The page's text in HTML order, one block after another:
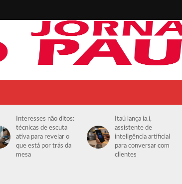
Interesses não ditos:
técnicas de escuta
ativa para revelar o
que está por trás da
mesa
Itaú lança ia.i,
assistente de
inteligência artificial
para conversar com
clientes